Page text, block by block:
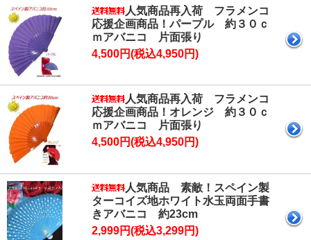
人気商品再入荷 フラメンコ
応援企画商品！パープル 約３０ｃ
ｍアバニコ 片面張り
4,500円(税込4,950円)
人気商品再入荷 フラメンコ
応援企画商品！オレンジ 約３０ｃ
ｍアバニコ 片面張り
4,500円(税込4,950円)
人気商品 素敵！スペイン製
ターコイズ地ホワイト水玉両面手書
きアバニコ 約23cm
2,999円(税込3,299円)